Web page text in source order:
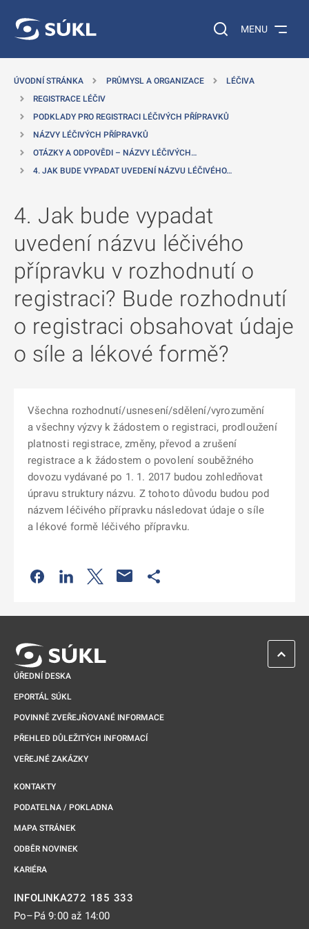
Vyhledávání na
MENU
ÚVODNÍ STRÁNKA PRŮMYSL A ORGANIZACE
LÉČIVA
REGISTRACE LÉČIV
PODKLADY PRO REGISTRACI LÉČIVÝCH PŘÍPRAVKŮ
NÁZVY LÉČIVÝCH PŘÍPRAVKŮ
OTÁZKY A ODPOVĚDI – NÁZVY LÉČIVÝCH…
4. JAK BUDE VYPADAT UVEDENÍ NÁZVU LÉČIVÉHO…
4. Jak bude vypadat
uvedení názvu léčivého
přípravku v rozhodnutí o
registraci? Bude rozhodnutí
o registraci obsahovat údaje
o síle a lékové formě?
Všechna rozhodnutí/usnesení/sdělení/vyrozumění
a všechny výzvy k žádostem o registraci, prodloužení
platnosti registrace, změny, převod a zrušení
registrace a k žádostem o povolení souběžného
dovozu vydávané po 1. 1. 2017 budou zohledňovat
úpravu struktury názvu. Z tohoto důvodu budou pod
názvem léčivého přípravku následovat údaje o síle
a lékové formě léčivého přípravku.
Odkaz se otevře na nové kartě
Odkaz se otevře na nové kartě
Odkaz se otevře na nové kartě
ÚŘEDNÍ DESKA
EPORTÁL SÚKL
POVINNĚ ZVEŘEJŇOVANÉ INFORMACE
PŘEHLED DŮLEŽITÝCH INFORMACÍ
VEŘEJNÉ ZAKÁZKY
KONTAKTY
PODATELNA / POKLADNA
MAPA STRÁNEK
ODBĚR NOVINEK
KARIÉRA
INFOLINKA272 185 333
Po–Pá 9:00 až 14:00
ZPĚT